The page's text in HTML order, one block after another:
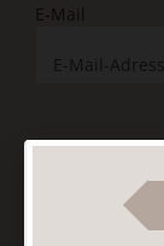
E-Mail